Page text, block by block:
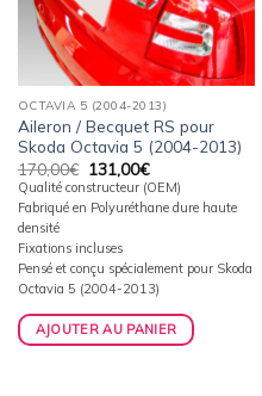
OCTAVIA 5 (2004-2013)
Aileron / Becquet RS pour
Skoda Octavia 5 (2004-2013)
170,00€ Le
prix
initial
était :
131,00€Le
prix
actuel
est :
Qualité constructeur (OEM)
Fabriqué en Polyuréthane dure haute
densité
Fixations incluses
Pensé et conçu spécialement pour Skoda
Octavia 5 (2004-2013)
AJOUTER AU PANIER